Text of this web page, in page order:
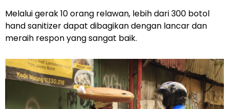
Melalui gerak 10 orang relawan, lebih dari 300 botol
hand sanitizer dapat dibagikan dengan lancar dan
meraih respon yang sangat baik.